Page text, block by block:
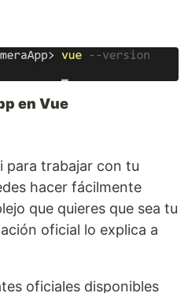
en Vue
para trabajar con tu
hacer fácilmente
que quieres que sea tu
oficial lo explica a
oficiales disponibles